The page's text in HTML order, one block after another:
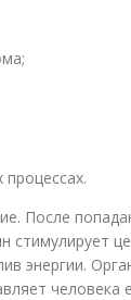
процессах.
После
энергии.
человека